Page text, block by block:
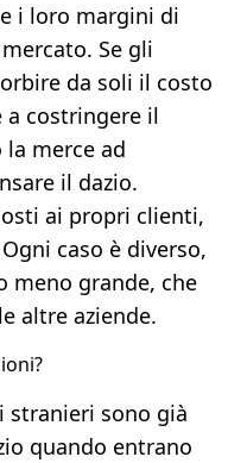
i loro margini di
Se gli
da soli il costo
a costringere il
merce ad
il dazio.
ai propri clienti,
caso è diverso,
meno grande, che
altre aziende.
stranieri sono già
quando entrano